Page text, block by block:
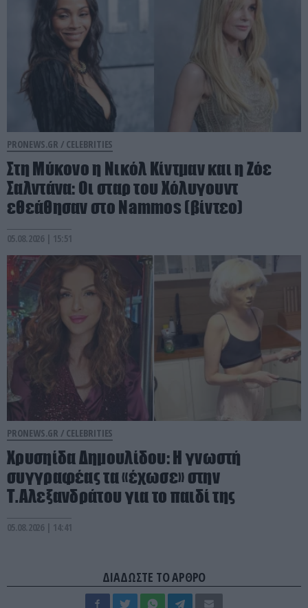
PRONEWS.GR / CELEBRITIES
Στη Μύκονο η Νικόλ Κίντμαν και η Ζόε
Σαλντάνα: Οι σταρ του Χόλυγουντ
εθεάθησαν στο Nammos (βίντεο)
05.08.2026 | 15:51
PRONEWS.GR / CELEBRITIES
Χρυσηίδα Δημουλίδου: Η γνωστή
συγγραφέας τα «έχωσε» στην
Τ.Αλεξανδράτου για το παιδί της
05.08.2026 | 14:41
ΔΙΑΔΩΣΤΕ ΤΟ ΑΡΘΡΟ